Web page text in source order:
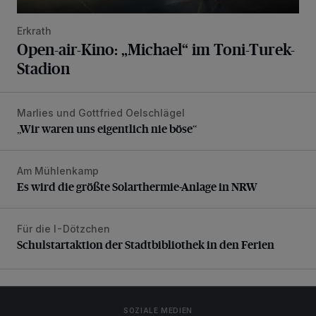
Erkrath
Open-air-Kino: „Michael“ im Toni-Turek-
Stadion
„Wir waren uns eigentlich nie böse“
Marlies und Gottfried Oelschlägel
„Wir waren uns eigentlich nie böse“
Es wird die größte Solarthermie-Anlage in NRW
Am Mühlenkamp
Es wird die größte Solarthermie-Anlage in NRW
Schulstartaktion der Stadtbibliothek in den Ferien
Für die I-Dötzchen
Schulstartaktion der Stadtbibliothek in den Ferien
SOZIALE MEDIEN